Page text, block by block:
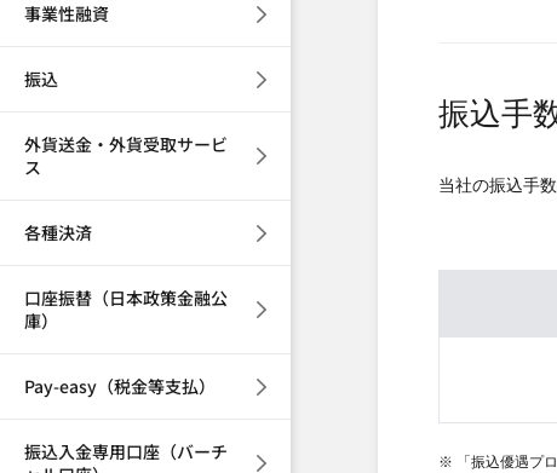
振込手
当社の振込手
※ 「振込優遇プ
事業性融資
振込
外貨送金・外貨受取サービ
ス
各種決済
口座振替（日本政策金融公
庫）
Pay-easy（税金等支払）
振込入金専用口座（バーチ